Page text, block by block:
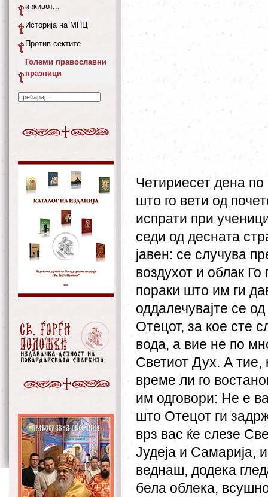
Четириесет дена
што го вети од
испрати при
седи од десната
јавен: се случува
воздухот и облак
пораки што им ги
оддалечувајте се
Отецот, за кое сте
вода, а вие не по
Светиот Дух. А тие,
време ли го
им одговори: Не е
што Отецот ги
врз вас ќе слезе
Јудеја и Самарија,
веднаш, додека
бела облека,
и живот...
Историја на МПЦ
Против сектите
Големи православни
празници